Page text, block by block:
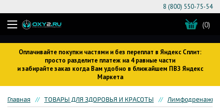
Оплачивайте покупки частями и без переплат в Яндекс Сплит:
просто разделите платеж на 4 равные части
и забирайте заказ когда Вам удобно в ближайшем ПВЗ Яндекс
Маркета
8 (800) 550-75-54
(0)
Главная ТОВАРЫ ДЛЯ ЗДОРОВЬЯ И КРАСОТЫ